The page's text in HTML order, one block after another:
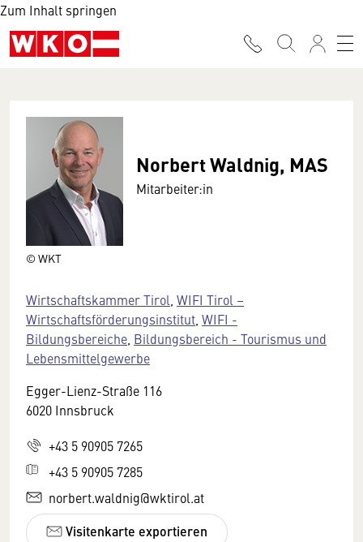
Zum Inhalt springen
© WKT
Norbert Waldnig, MAS
Mitarbeiter:in
Wirtschaftskammer Tirol WIFI Tirol –
Wirtschaftsförderungsinstitut WIFI -
Bildungsbereiche Bildungsbereich - Tourismus und
Lebensmittelgewerbe
Egger-Lienz-Straße 116
6020 Innsbruck
+43 5 90905 7265
+43 5 90905 7285
norbert.waldnig@wktirol.at
Visitenkarte exportieren